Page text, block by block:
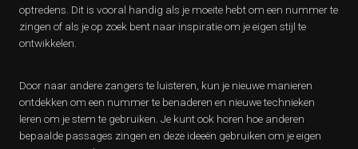
optredens. Dit is vooral handig als je moeite hebt om een nummer te
zingen of als je op zoek bent naar inspiratie om je eigen stijl te
ontwikkelen.
Door naar andere zangers te luisteren, kun je nieuwe manieren
ontdekken om een nummer te benaderen en nieuwe technieken
leren om je stem te gebruiken. Je kunt ook horen hoe anderen
bepaalde passages zingen en deze ideeën gebruiken om je eigen